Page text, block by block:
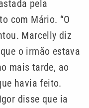
pela
com Mário. “O
Marcelly diz
o irmão estava
mais tarde, ao
havia feito.
disse que ia